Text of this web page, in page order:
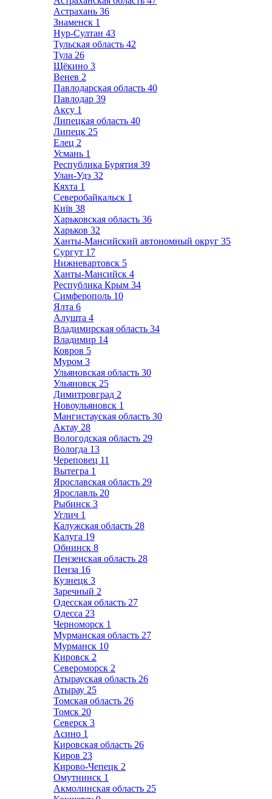
Астрахань 36
Знаменск 1
Нур-Султан 43
Тульская область 42
Тула 26
Щёкино 3
Венев 2
Павлодарская область 40
Павлодар 39
Аксу 1
Липецкая область 40
Липецк 25
Елец 2
Усмань 1
Республика Бурятия 39
Улан-Удэ 32
Кяхта 1
Северобайкальск 1
Київ 38
Харьковская область 36
Харьков 32
Ханты-Мансийский автономный округ 35
Сургут 17
Нижневартовск 5
Ханты-Мансийск 4
Республика Крым 34
Симферополь 10
Ялта 6
Алушта 4
Владимирская область 34
Владимир 14
Ковров 5
Муром 3
Ульяновская область 30
Ульяновск 25
Димитровград 2
Новоульяновск 1
Мангистауская область 30
Актау 28
Вологодская область 29
Вологда 13
Череповец 11
Вытегра 1
Ярославская область 29
Ярославль 20
Рыбинск 3
Углич 1
Калужская область 28
Калуга 19
Обнинск 8
Пензенская область 28
Пенза 16
Кузнецк 3
Заречный 2
Одесская область 27
Одесса 23
Черноморск 1
Мурманская область 27
Мурманск 10
Кировск 2
Североморск 2
Атырауская область 26
Атырау 25
Томская область 26
Томск 20
Северск 3
Асино 1
Кировская область 26
Киров 23
Кирово-Чепецк 2
Омутнинск 1
Акмолинская область 25